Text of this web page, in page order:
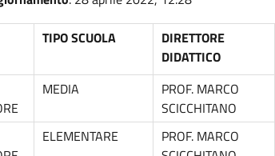
TIPO SCUOLA
DIRETTORE
DIDATTICO
MEDIA
PROF. MARCO
SCICCHITANO
ELEMENTARE
PROF. MARCO